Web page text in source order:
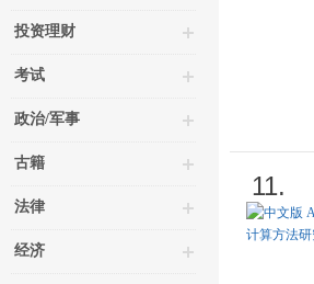
投资理财
考试
政治/军事
古籍
法律
经济
11.